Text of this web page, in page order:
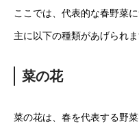
ここでは、代表的な春野菜
主に以下の種類があげられま
菜の花
菜の花は、春を代表する野